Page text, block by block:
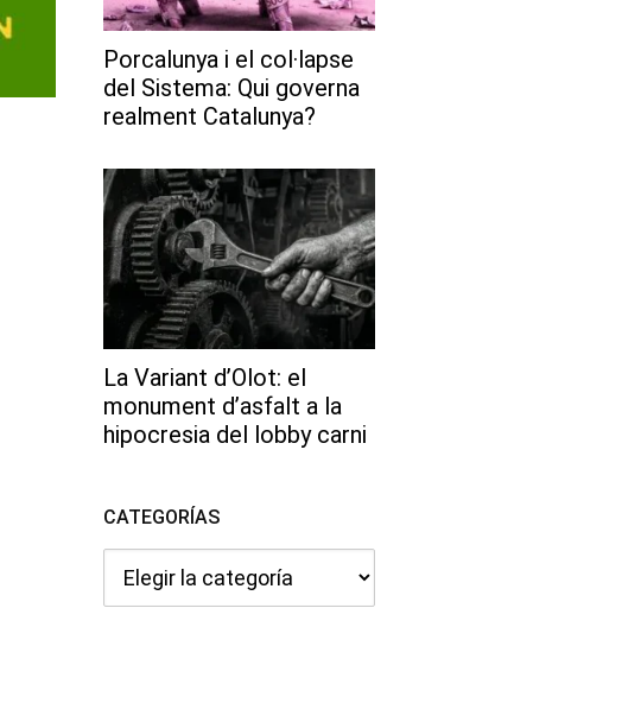
Porcalunya i el col·lapse
del Sistema: Qui governa
realment Catalunya?
La Variant d’Olot: el
monument d’asfalt a la
hipocresia del lobby carni
CATEGORÍAS